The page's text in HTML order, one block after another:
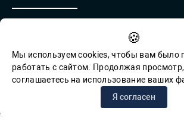
Feedback for reports of corruption
© СПб ГБУК ГСЦБС, 2012-2026 гг.
🍪
Мы используем cookies, чтобы вам было
работать с сайтом. Продолжая
соглашаетесь на использование ваших
Я согласен